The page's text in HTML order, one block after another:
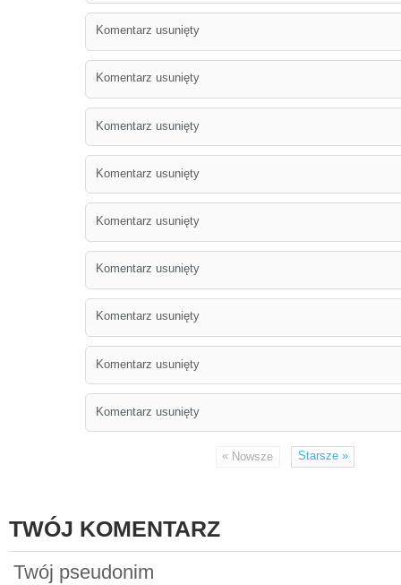
Komentarz usunięty
Komentarz usunięty
Komentarz usunięty
Komentarz usunięty
Komentarz usunięty
Komentarz usunięty
Komentarz usunięty
Komentarz usunięty
Komentarz usunięty
« Nowsze Starsze»
TWÓJ KOMENTARZ
Twój pseudonim